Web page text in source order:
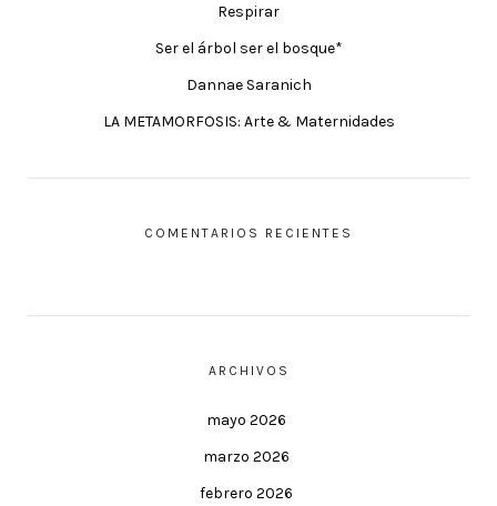
Respirar
Ser el árbol ser el bosque*
Dannae Saranich
LA METAMORFOSIS: Arte & Maternidades
COMENTARIOS RECIENTES
ARCHIVOS
mayo 2026
marzo 2026
febrero 2026